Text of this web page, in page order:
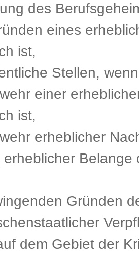
des
eines
ist,
Stellen,
einer
ist,
erheblicher
erheblicher
Gründen
dem Gebiet der